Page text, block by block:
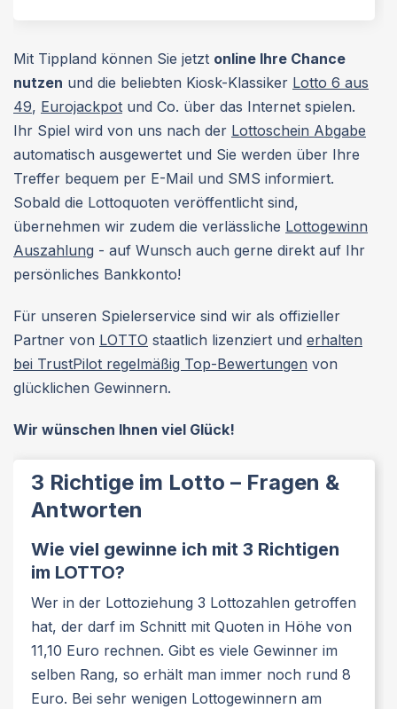
Mit Tippland können Sie jetzt online Ihre Chance
nutzen und die beliebten Kiosk-Klassiker Lotto 6 aus
49, Eurojackpot und Co. über das Internet spielen.
Ihr Spiel wird von uns nach der Lottoschein Abgabe
automatisch ausgewertet und Sie werden über Ihre
Treffer bequem per E-Mail und SMS informiert.
Sobald die Lottoquoten veröffentlicht sind,
übernehmen wir zudem die verlässliche Lottogewinn
Auszahlung - auf Wunsch auch gerne direkt auf Ihr
persönliches Bankkonto!
Für unseren Spielerservice sind wir als offizieller
Partner von LOTTO staatlich lizenziert und erhalten
bei TrustPilot regelmäßig Top-Bewertungen von
glücklichen Gewinnern.
Wir wünschen Ihnen viel Glück!
3 Richtige im Lotto – Fragen &
Antworten
Wie viel gewinne ich mit 3 Richtigen
im LOTTO?
Wer in der Lottoziehung 3 Lottozahlen getroffen
hat, der darf im Schnitt mit Quoten in Höhe von
11,10 Euro rechnen. Gibt es viele Gewinner im
selben Rang, so erhält man immer noch rund 8
Euro. Bei sehr wenigen Lottogewinnern am